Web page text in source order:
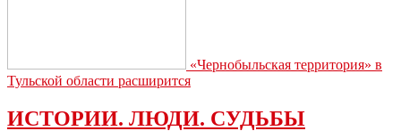
«Чернобыльская территория» в
Тульской области расширится
ИСТОРИИ. ЛЮДИ. СУДЬБЫ